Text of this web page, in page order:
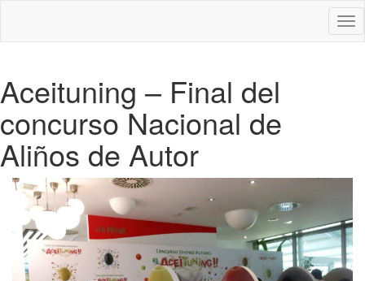
Aceituning – Final del
concurso Nacional de
Aliños de Autor